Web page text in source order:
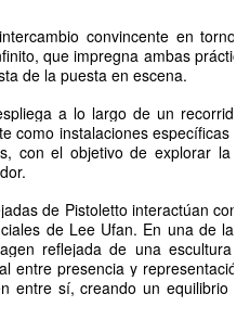
convincente en torno
que impregna ambas
de la puesta en escena.
a lo largo de un
como instalaciones específicas
con el objetivo de explorar la
de Pistoletto interactúan con
de Lee Ufan. En una de
reflejada de una escultura
entre presencia y
entre sí, creando un equilibrio